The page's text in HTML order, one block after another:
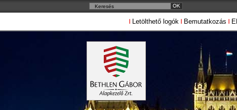
Letölthető logók Bemutatkozás